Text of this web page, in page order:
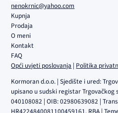
nenokrnic@yahoo.com
Kupnja
Prodaja
O meni
Kontakt
FAQ
Opći uvjeti poslovanja | Politika
Kormoran d.o.o. | Sjedište i ured:
upisano u sudski registar Trgovačkog
040108082 | OIB: 02980639082 |